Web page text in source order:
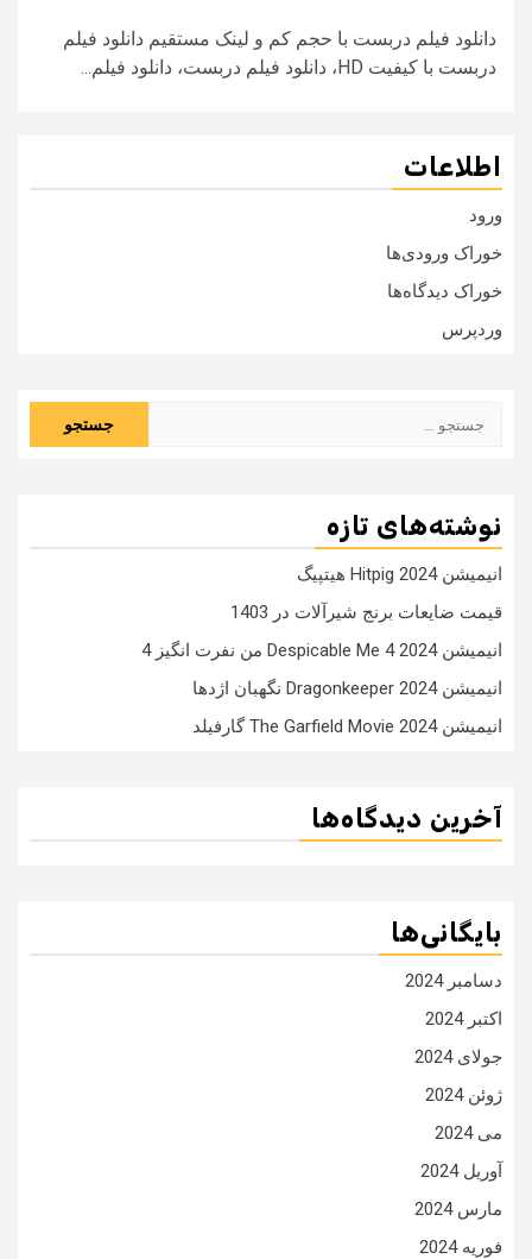
دانلود فیلم دربست با حجم کم و لینک مستقیم دانلود فیلم
دربست با کیفیت HD، دانلود فیلم دربست، دانلود فیلم...
اطلاعات
ورود
خوراک ورودی‌ها
خوراک دیدگاه‌ها
وردپرس
نوشته‌های تازه
انیمیشن Hitpig 2024 هیتپیگ
قیمت ضایعات برنج شیرآلات در 1403
انیمیشن Despicable Me 4 2024 من نفرت انگیز 4
انیمیشن Dragonkeeper 2024 نگهبان اژدها
انیمیشن The Garfield Movie 2024 گارفیلد
آخرین دیدگاه‌ها
بایگانی‌ها
دسامبر 2024
اکتبر 2024
جولای 2024
ژوئن 2024
می 2024
آوریل 2024
مارس 2024
فوریه 2024